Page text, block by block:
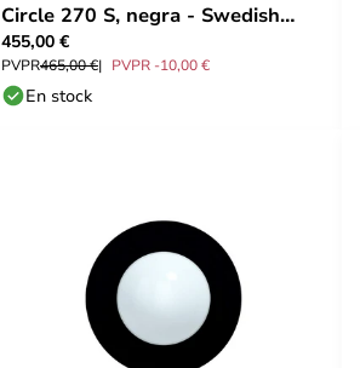
Circle 270 S, negra - Swedish
Ninja
455,00 €
PVPR465,00 € PVPR -10,00 €
En stock